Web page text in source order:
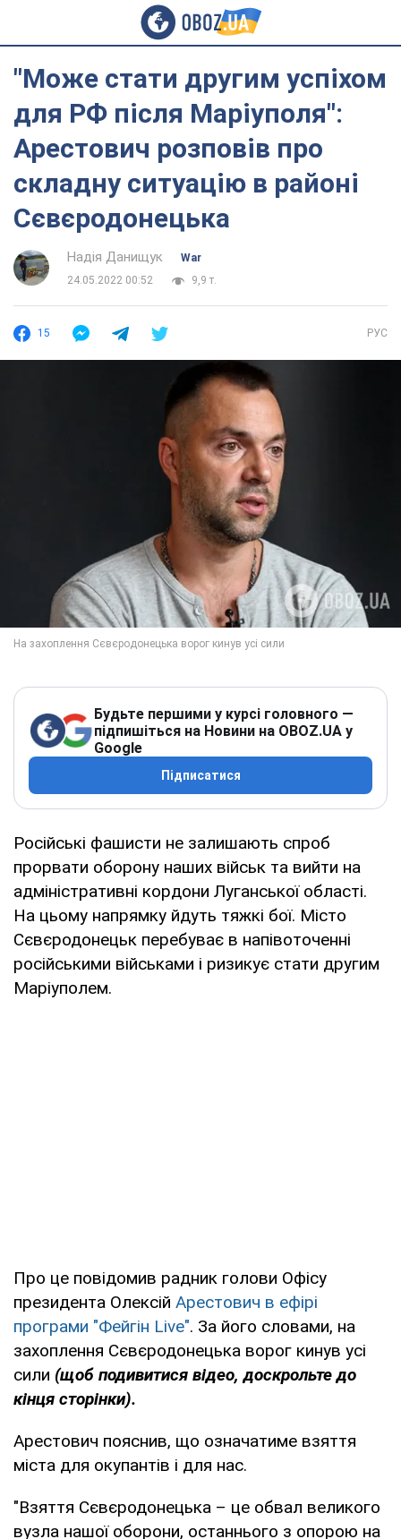
"Може стати другим успіхом
для РФ після Маріуполя":
Арестович розповів про
складну ситуацію в районі
Сєвєродонецька
Надія Данищук
War
24.05.2022 00:52
9,9 т.
15 РУС
Будьте першими у курсі головного —
підпишіться на Новини на OBOZ.UA у
Google
Підписатися
Російські фашисти не залишають спроб
прорвати оборону наших військ та вийти на
адміністративні кордони Луганської області.
На цьому напрямку йдуть тяжкі бої. Місто
Сєвєродонецьк перебуває в напівоточенні
російськими військами і ризикує стати другим
Маріуполем.
Про це повідомив радник голови Офісу
президента Олексій Арестович в ефірі
програми "Фейгін Live". За його словами, на
захоплення Сєвєродонецька ворог кинув усі
сили (щоб подивитися відео, доскрольте до
кінця сторінки).
Арестович пояснив, що означатиме взяття
міста для окупантів і для нас.
"Взяття Сєвєродонецька – це обвал великого
вузла нашої оборони, останнього з опорою на